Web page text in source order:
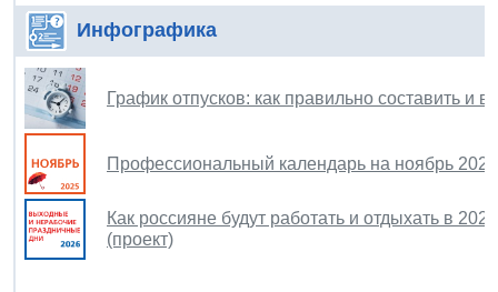
Инфографика
График отпусков: как правильно составить и
Профессиональный календарь на ноябрь
Как россияне будут работать и отдыхать в
(проект)